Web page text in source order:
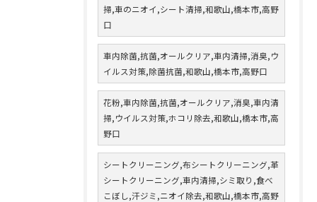
掃,車のニオイ,シート清掃,和歌山,橋本市,高野
口
車内除菌,抗菌,オールクリア,車内清掃,消臭,ウ
イルス対策,除菌抗菌,和歌山,橋本市,高野口
花粉,車内除菌,抗菌,オールクリア,消臭,車内清
掃,ウイルス対策,ホコリ除去,和歌山,橋本市,高
野口
シートクリーニング,布シートクリーニング,革
シートクリーニング,車内清掃,シミ取り,食べ
こぼし,汗ジミ,ニオイ除去,和歌山,橋本市,高野